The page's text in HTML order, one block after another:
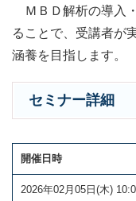
ＭＢＤ解析の導入
ることで、受講者が
涵養を目指します。
セミナー詳細
開催日時
2026年02月05日(木)